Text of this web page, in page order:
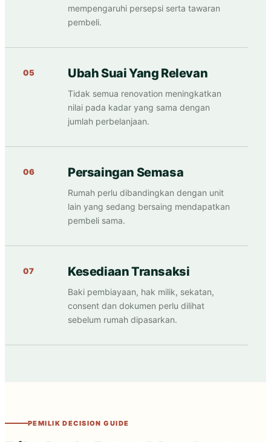
mempengaruhi persepsi serta tawaran
pembeli.
05 Ubah Suai Yang Relevan
Tidak semua renovation meningkatkan
nilai pada kadar yang sama dengan
jumlah perbelanjaan.
06 Persaingan Semasa
Rumah perlu dibandingkan dengan unit
lain yang sedang bersaing mendapatkan
pembeli sama.
07 Kesediaan Transaksi
Baki pembiayaan, hak milik, sekatan,
consent dan dokumen perlu dilihat
sebelum rumah dipasarkan.
PEMILIK DECISION GUIDE